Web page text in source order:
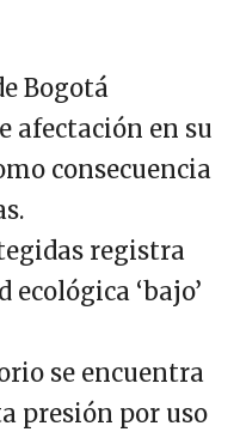
Bogotá
afectación en su
consecuencia
registra
‘bajo’
se encuentra
presión por uso